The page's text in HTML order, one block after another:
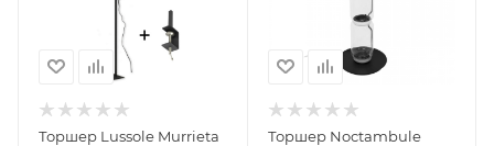
Торшер Lussole Murrieta
Торшер Noctambule